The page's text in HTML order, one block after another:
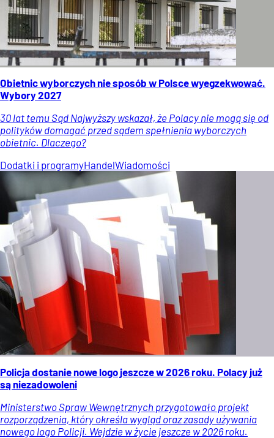
Obietnic wyborczych nie sposób w Polsce wyegzekwować.
Wybory 2027
30 lat temu Sąd Najwyższy wskazał, że Polacy nie mogą się od
polityków domagać przed sądem spełnienia wyborczych
obietnic. Dlaczego?
Dodatki i programyHandelWiadomości
Policja dostanie nowe logo jeszcze w 2026 roku. Polacy już
są niezadowoleni
Ministerstwo Spraw Wewnętrznych przygotowało projekt
rozporządzenia, który określa wygląd oraz zasady używania
nowego logo Policji. Wejdzie w życie jeszcze w 2026 roku.